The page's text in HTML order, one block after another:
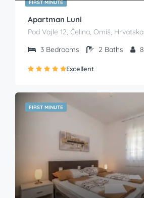
FIRST MINUTE
Apartman Luni
Pod Vajle 12, Čelina, Omiš, Hrvatska
3 Bedrooms 2 Baths 8
Excellent
FIRST MINUTE